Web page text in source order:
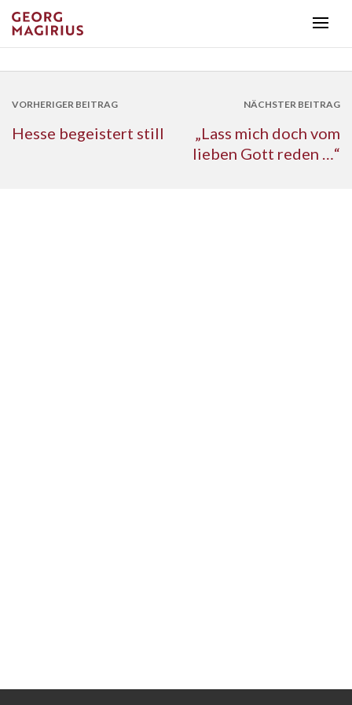
VORHERIGER BEITRAG
Hesse begeistert still
NÄCHSTER BEITRAG
„Lass mich doch vom
lieben Gott reden …“